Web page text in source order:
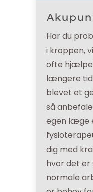
Har du
i kroppen,
ofte hjælpe
længere
blevet et
så
egen læge
dig med
hvor det
normale